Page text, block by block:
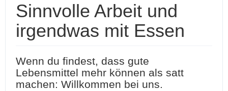
Sinnvolle Arbeit und
irgendwas mit Essen
Wenn du findest, dass gute
Lebensmittel mehr können als satt
machen: Willkommen bei uns.